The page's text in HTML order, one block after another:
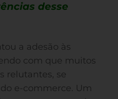
desse
a adesão às
com que muitos
relutantes, se
e-commerce. Um